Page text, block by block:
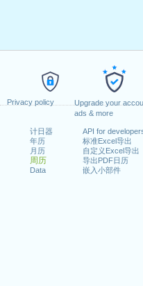
Privacy policy
Upgrade your
ads & more
计日器
年历
月历
周历
Data
API for
标准Excel导出
自定义Excel导出
导出PDF日历
嵌入小部件